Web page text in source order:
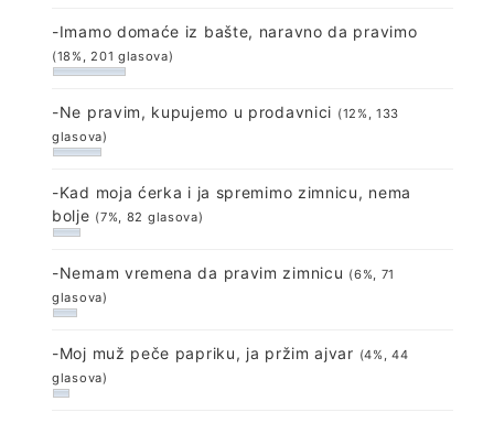
-Imamo domaće iz bašte, naravno da pravimo
(18%, 201 glasova)
-Ne pravim, kupujemo u prodavnici (12%, 133
glasova)
-Kad moja ćerka i ja spremimo zimnicu, nema
bolje (7%, 82 glasova)
-Nemam vremena da pravim zimnicu (6%, 71
glasova)
-Moj muž peče papriku, ja pržim ajvar (4%, 44
glasova)